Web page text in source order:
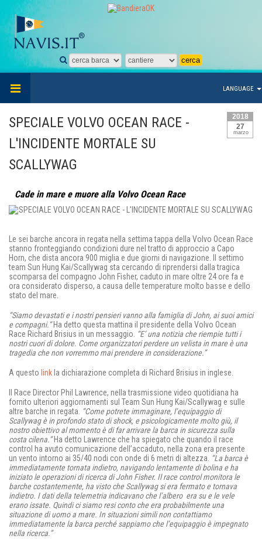
LANGUAGE
2018
27
marzo
SPECIALE VOLVO OCEAN RACE -
L'INCIDENTE MORTALE SU
SCALLYWAG
Cade in mare e muore alla Volvo Ocean Race
Le sei barche ancora in regata nella settima tappa della Volvo Ocean Race
stanno fronteggiando condizioni dure nel tratto di approccio a Capo
Horn, che dista ancora 900 miglia e due giorni di navigazione. Il settimo
team Sun Hung Kai/Scallywag sta cercando di riprendersi dalla tragica
scomparsa del compagno John Fisher, caduto in mare oltre 24 ore fa e
ora considerato disperso, a causa delle temperature molto basse e dello
stato del mare.
“Siamo devastati e i nostri pensieri vanno alla famiglia di John, ai suoi amici
e compagni.”Ha detto questa mattina il presidente della Volvo Ocean
Race Richard Brisius in un messaggio. “E’ una notizia che riempie tutti i
nostri cuori di dolore. Come organizzatori perdere un velista in mare è una
tragedia che non vorremmo mai prendere in considerazione.”
A questo link la dichiarazione completa di Richard Brisius in inglese.
Il Race Director Phil Lawrence, nella trasmissione video quotidiana ha
fornito ulteriori aggiornamenti sul Team Sun Hung Kai/Scallywag e sulle
altre barche in regata. “Come potrete immaginare, l’equipaggio di
Scallywag è in profondo stato di shock, e psicologicamente molto giù, il
nostro obiettivo al momento è di far arrivare la barca in sicurezza sulla
costa cilena.”Ha detto Lawrence che ha spiegato che quando il race
control ha avuto comunicazione dell’accaduto, nella zona era presente
un vento intorno ai 35/40 nodi con onde di 6 metri di altezza. “La barca è
immediatamente tornata indietro, navigando lentamente di bolina e ha
iniziato le operazioni di ricerca di John Fisher. Il race control monitora le
barche costantemente, ha visto che Scallywag si era fermato e tornava
indietro. I dati della telemetria indicavano che l’albero era su e le vele
erano issate. Quindi ci siamo resi conto che era probabilmente una
situazione di uomo a mare. In situazioni simili non contattiamo
immediatamente la barca perché sappiamo che l’equipaggio è impegnato
nella ricerca.”